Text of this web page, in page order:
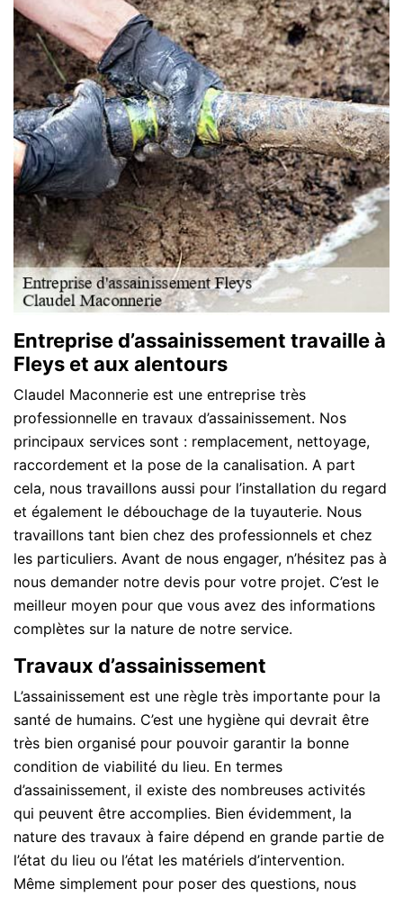
Entreprise d’assainissement travaille à
Fleys et aux alentours
Claudel Maconnerie est une entreprise très
professionnelle en travaux d’assainissement. Nos
principaux services sont : remplacement, nettoyage,
raccordement et la pose de la canalisation. A part
cela, nous travaillons aussi pour l’installation du regard
et également le débouchage de la tuyauterie. Nous
travaillons tant bien chez des professionnels et chez
les particuliers. Avant de nous engager, n’hésitez pas à
nous demander notre devis pour votre projet. C’est le
meilleur moyen pour que vous avez des informations
complètes sur la nature de notre service.
Travaux d’assainissement
L’assainissement est une règle très importante pour la
santé de humains. C’est une hygiène qui devrait être
très bien organisé pour pouvoir garantir la bonne
condition de viabilité du lieu. En termes
d’assainissement, il existe des nombreuses activités
qui peuvent être accomplies. Bien évidemment, la
nature des travaux à faire dépend en grande partie de
l’état du lieu ou l’état les matériels d’intervention.
Même simplement pour poser des questions, nous